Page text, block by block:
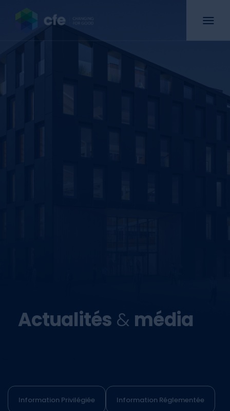
Actualités & média
Information Privilégiée Information Réglementée